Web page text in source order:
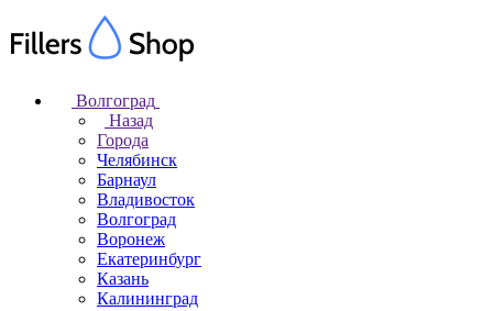
Волгоград
Назад
Города
Челябинск
Барнаул
Владивосток
Волгоград
Воронеж
Екатеринбург
Казань
Калининград